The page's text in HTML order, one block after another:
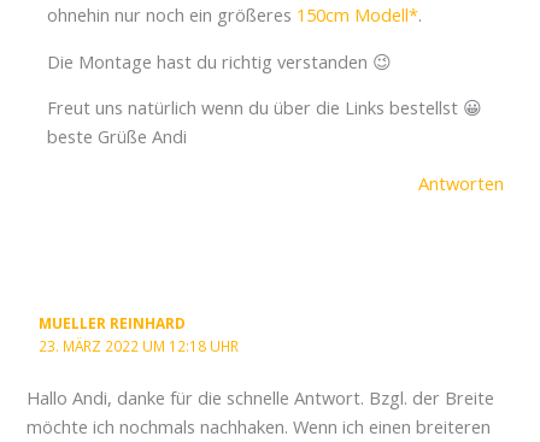
ohnehin nur noch ein größeres 150cm Modell .
Die Montage hast du richtig verstanden 😉
Freut uns natürlich wenn du über die Links bestellst 😀
beste Grüße Andi
Antworten
MUELLER REINHARD
23. MÄRZ 2022 UM 12:18 UHR
Hallo Andi, danke für die schnelle Antwort. Bzgl. der Breite
möchte ich nochmals nachhaken. Wenn ich einen breiteren